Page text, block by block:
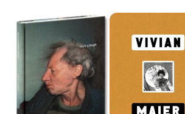
Денис
Дмитрий
Ирина
Масштабная
Виталий
Ирина
Юрий